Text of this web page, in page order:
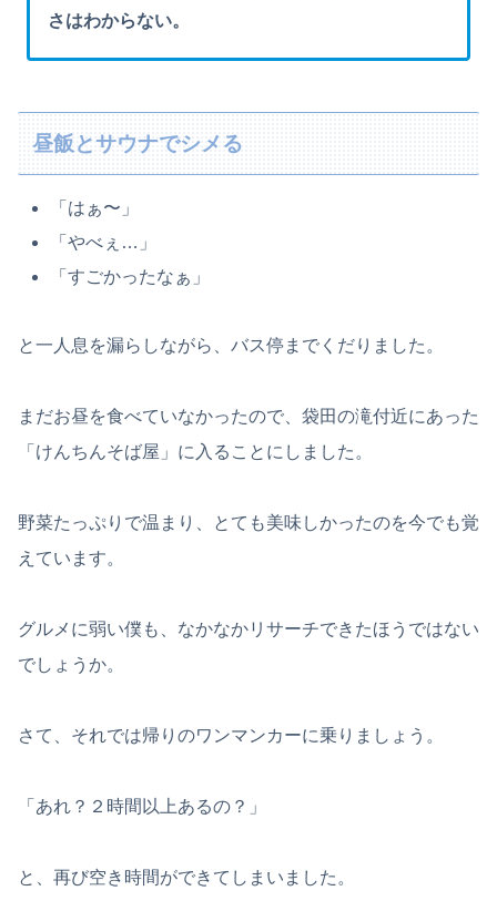
さはわからない。
昼飯とサウナでシメる
「はぁ〜」
「やべぇ…」
「すごかったなぁ」
と一人息を漏らしながら、バス停までくだりました。
まだお昼を食べていなかったので、袋田の滝付近にあった
「けんちんそば屋」に入ることにしました。
野菜たっぷりで温まり、とても美味しかったのを今でも覚
えています。
グルメに弱い僕も、なかなかリサーチできたほうではない
でしょうか。
さて、それでは帰りのワンマンカーに乗りましょう。
「あれ？２時間以上あるの？」
と、再び空き時間ができてしまいました。